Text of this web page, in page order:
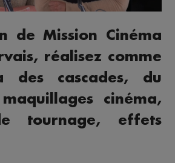
de Mission Cinéma
réalisez comme
des cascades, du
cinéma,
tournage, effets